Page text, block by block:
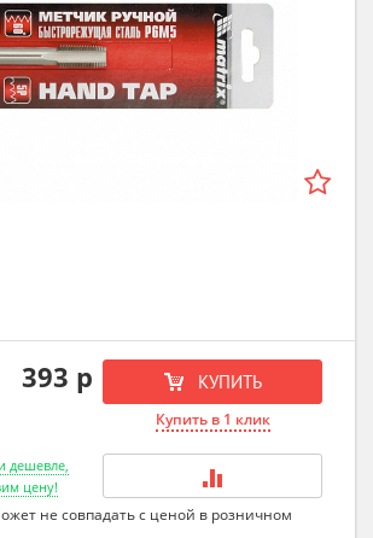
393 р КУПИТЬ
Купить в 1 клик
дешевле,
цену!
не совпадать с ценой в розничном